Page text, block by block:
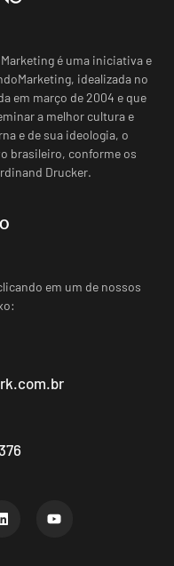
é uma iniciativa e
idealizada no
em março de 2004 e que
a melhor cultura e
e de sua ideologia, o
brasileiro, conforme os
Drucker.
em um de nossos